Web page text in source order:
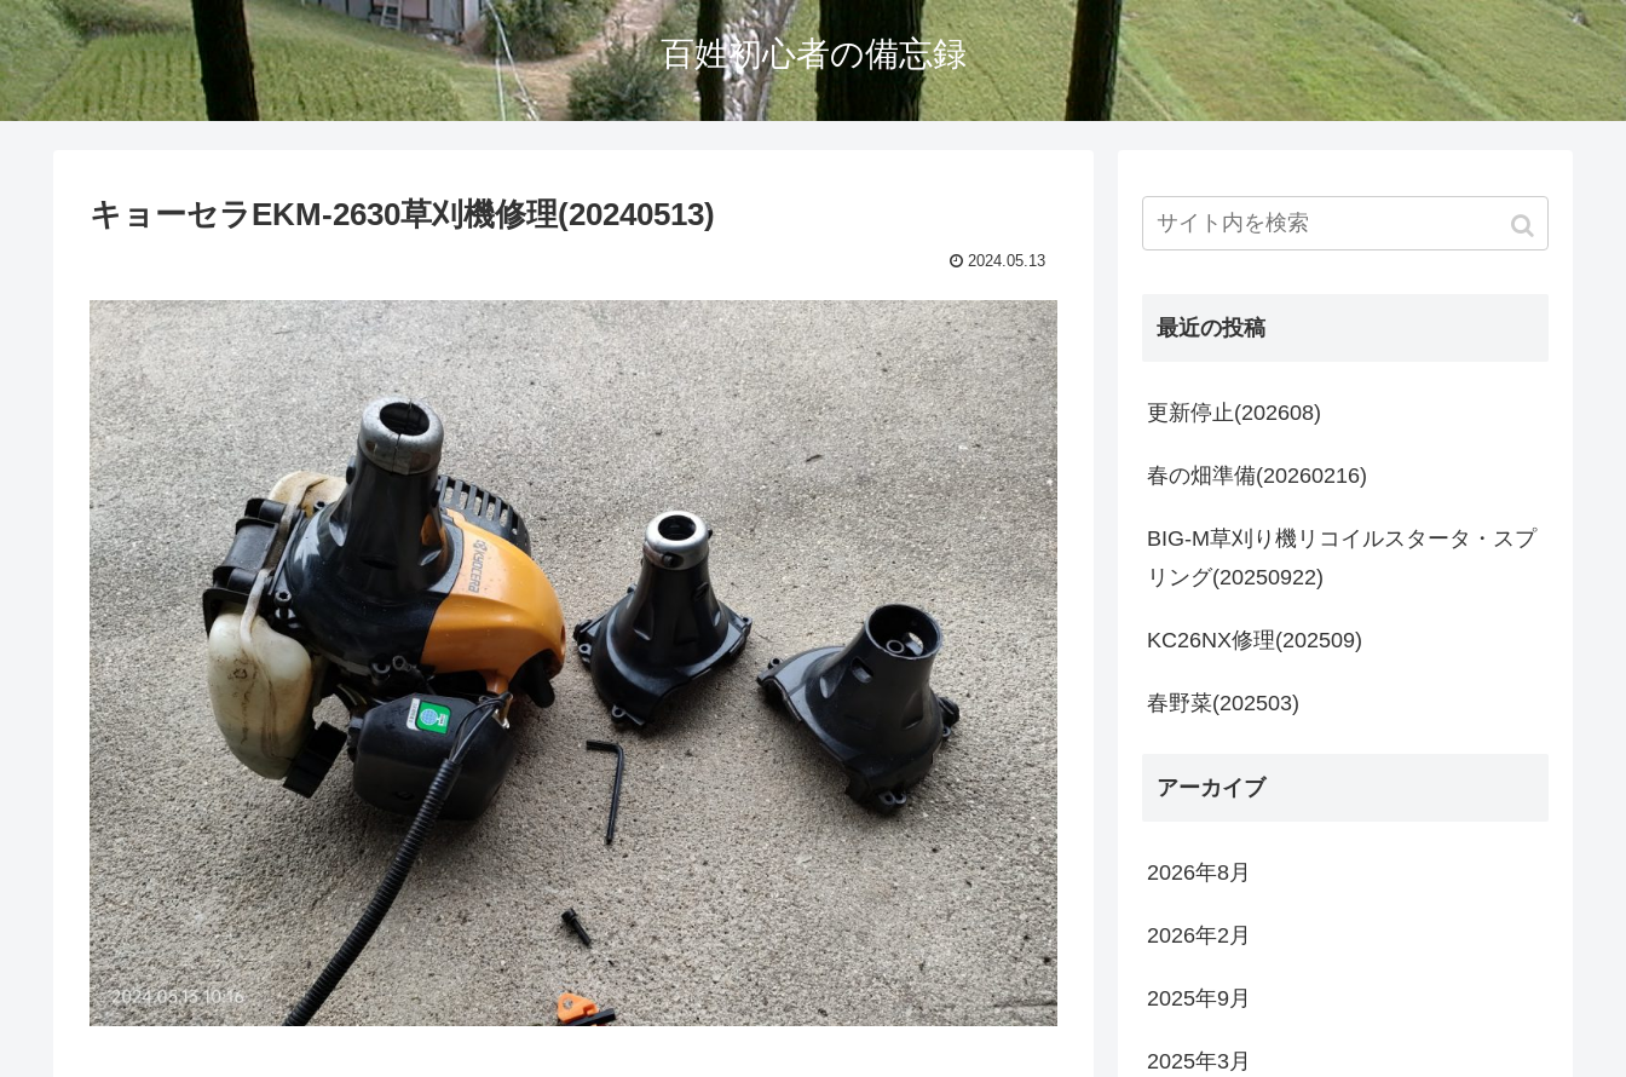
百姓初心者の備忘録
キョーセラEKM-2630草刈機修理(20240513)
2024.05.13
最近の投稿
更新停止(202608)
春の畑準備(20260216)
BIG-M草刈り機リコイルスタータ・スプ
リング(20250922)
KC26NX修理(202509)
春野菜(202503)
アーカイブ
2026年8月
2026年2月
2025年9月
2025年3月